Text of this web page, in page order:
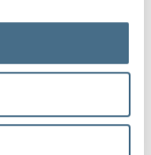
inhämtar och